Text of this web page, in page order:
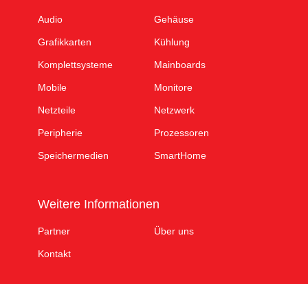
Audio Gehäuse
Grafikkarten Kühlung
Komplettsysteme Mainboards
Mobile Monitore
Netzteile Netzwerk
Peripherie Prozessoren
Speichermedien SmartHome
Weitere Informationen
Partner Über uns
Kontakt